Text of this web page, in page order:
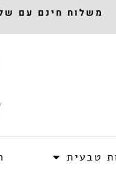
משלוח חינם עם
טבעית